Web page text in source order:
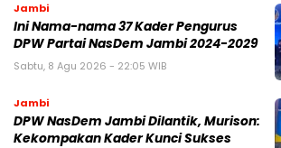
Jambi
Ini Nama-nama 37 Kader Pengurus
DPW Partai NasDem Jambi 2024-2029
Sabtu, 8 Agu 2026 - 22:05 WIB
Jambi
DPW NasDem Jambi Dilantik, Murison:
Kekompakan Kader Kunci Sukses